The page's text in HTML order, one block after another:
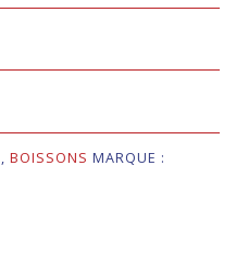
, BOISSONS MARQUE :